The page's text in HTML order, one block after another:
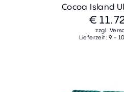
Cocoa Island
€
zzgl.
Lieferzeit: 9 -